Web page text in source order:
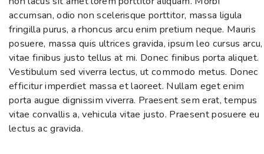
accumsan, odio non scelerisque porttitor, massa ligula
fringilla purus, a rhoncus arcu enim pretium neque. Mauris
posuere, massa quis ultrices gravida, ipsum leo cursus arcu,
vitae finibus justo tellus at mi. Donec finibus porta aliquet.
Vestibulum sed viverra lectus, ut commodo metus. Donec
efficitur imperdiet massa et laoreet. Nullam eget enim
porta augue dignissim viverra. Praesent sem erat, tempus
vitae convallis a, vehicula vitae justo. Praesent posuere eu
lectus ac gravida.